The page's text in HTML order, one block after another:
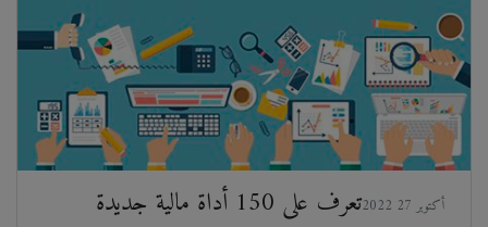
تعرف على 150 أداة مالية جديدة